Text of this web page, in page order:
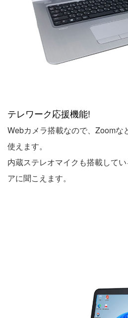
テレワーク応援機能!
Webカメラ搭載なので、Zoomな
使えます。
内蔵ステレオマイクも搭載して
アに聞こえます。